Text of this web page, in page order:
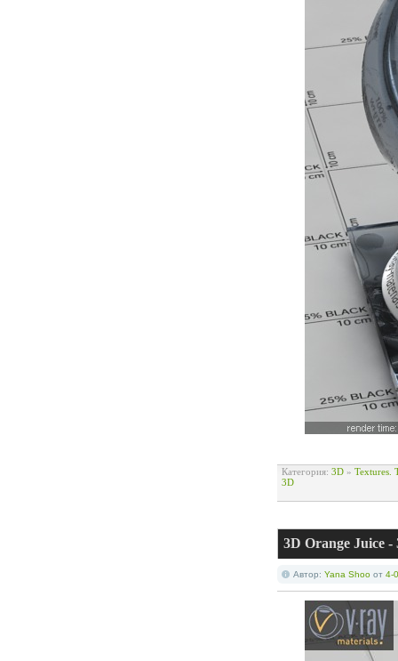
Категория: 3D » Textures.
3D
3D Orange Juice -
Автор: Yana Shoo от 4-